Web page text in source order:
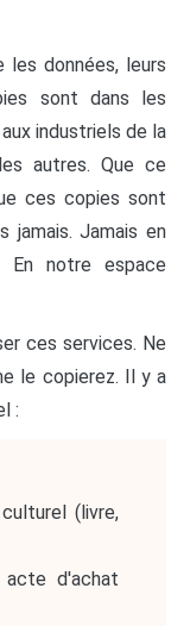
données, leurs
sont dans les
industriels de la
autres. Que ce
ces copies sont
jamais. Jamais en
notre espace
ces services. Ne
le copierez. Il y a
:
(livre,
d'achat